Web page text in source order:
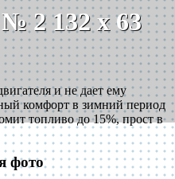
2 132 x 63
и не дает ему
комфорт в зимний период
топливо до 15%, прост в
фото